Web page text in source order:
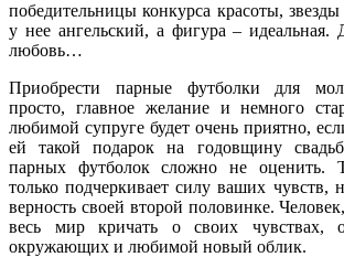
победительницы конкурса красоты,
у нее ангельский, а фигура – идеальная.
любовь…
Приобрести парные футболки для
просто, главное желание и немного
любимой супруге будет очень приятно,
ей такой подарок на годовщину
парных футболок сложно не оценить.
только подчеркивает силу ваших чувств,
верность своей второй половинке.
весь мир кричать о своих чувствах,
окружающих и любимой новый облик.